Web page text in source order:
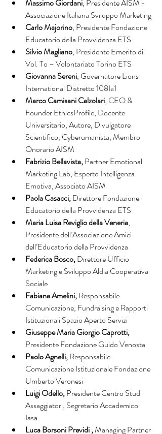
Massimo Giordani, Presidente AISM -
Associazione Italiana Sviluppo Marketing
Carlo Majorino, Presidente Fondazione
Educatorio della Provvidenza ETS
Silvio Magliano, Presidente Emerito di
Vol. To – Volontariato Torino ETS
Giovanna Sereni, Governatore Lions
International Distretto 108Ia1
Marco Camisani Calzolari, CEO &
Founder EthicsProfile, Docente
Universitario, Autore, Divulgatore
Scientifico, Cyberumanista, Membro
Onorario AISM
Fabrizio Bellavista, Partner Emotional
Marketing Lab, Esperto Intelligenza
Emotiva, Associato AISM
Paola Casacci, Direttore Fondazione
Educatorio della Provvidenza ETS
Maria Luisa Reviglio della Veneria,
Presidente dell’Associazione Amici
dell’Educatorio della Provvidenza
Federica Bosco, Direttore Ufficio
Marketing e Sviluppo Aldia Cooperativa
Sociale
Fabiana Amelini, Responsabile
Comunicazione, Fundraising e Rapporti
Istituzionali Spazio Aperto Servizi
Giuseppe Maria Giorgio Caprotti,
Presidente Fondazione Guido Venosta
Paolo Agnelli, Responsabile
Comunicazione Istituzionale Fondazione
Umberto Veronesi
Luigi Odello, Presidente Centro Studi
Assaggiatori, Segretario Accademico
Iasa
Luca Borsoni Previdi , Managing Partner